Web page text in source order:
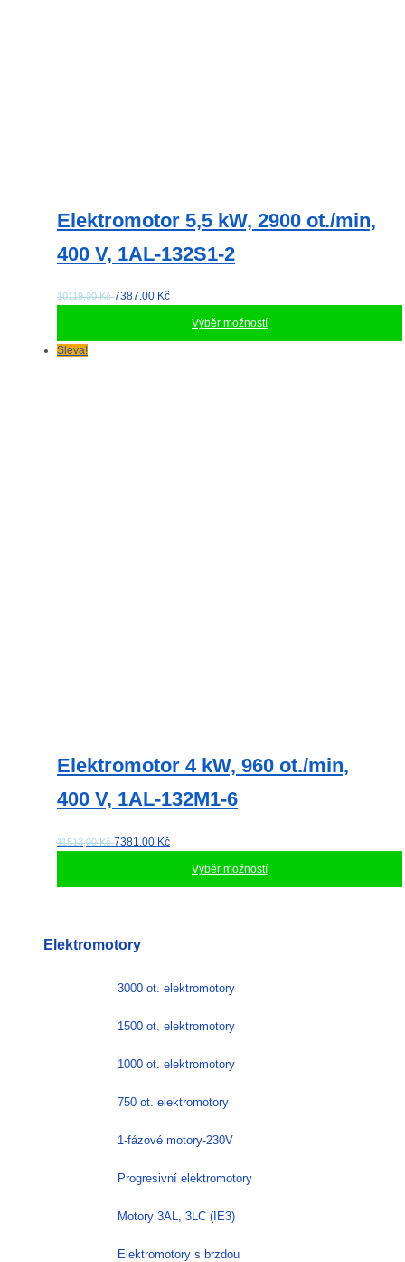
Elektromotor 5,5 kW, 2900 ot./min,
400 V, 1AL-132S1-2
10119,00 Kč7387.00 Kč
Výběr možností
Tento
Sleva!
Elektromotor 4 kW, 960 ot./min,
400 V, 1AL-132M1-6
11513,00 Kč7381.00 Kč
Výběr možností
více
Elektromotory
3000 ot. elektromotory
1500 ot. elektromotory
1000 ot. elektromotory
750 ot. elektromotory
1-fázové motory-230V
Progresivní elektromotory
Motory 3AL, 3LC (IE3)
Elektromotory s brzdou